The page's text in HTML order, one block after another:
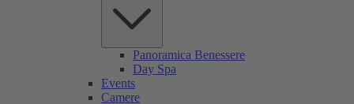
Panoramica Benessere
Day Spa
Events
Camere